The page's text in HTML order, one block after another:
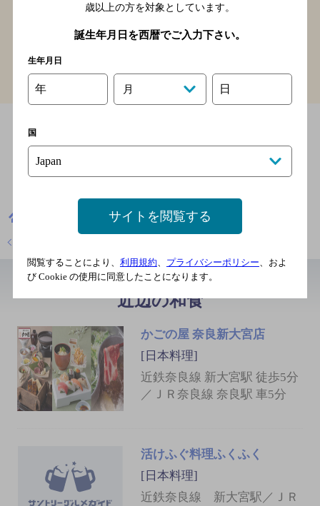
焼き鳥 とことこ
近辺の和食
かごの屋 奈良新大宮店
[日本料理]
近鉄奈良線 新大宮駅 徒歩5分
／ＪＲ奈良線 奈良駅 車5分
活けふぐ料理ふくふく
[日本料理]
近鉄奈良線 新大宮駅／ＪＲ
歳以上の方を対象としています。
誕生年月日を西暦でご入力下さい。
生年月日
年 月 日
国
サイトを閲覧する
閲覧することにより、 利用規約、 プライバシーポリシー、およ
び Cookie の使用に同意したことになります。